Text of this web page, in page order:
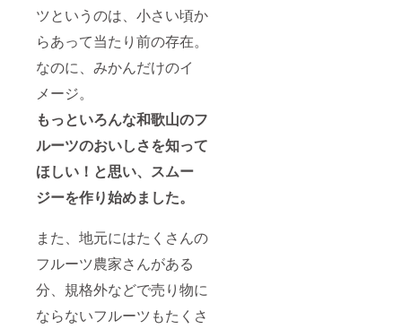
ツというのは、小さい頃か
らあって当たり前の存在。
なのに、みかんだけのイ
メージ。
もっといろんな和歌山のフ
ルーツのおいしさを知って
ほしい！と思い、スムー
ジーを作り始めました。
また、地元にはたくさんの
フルーツ農家さんがある
分、規格外などで売り物に
ならないフルーツもたくさ